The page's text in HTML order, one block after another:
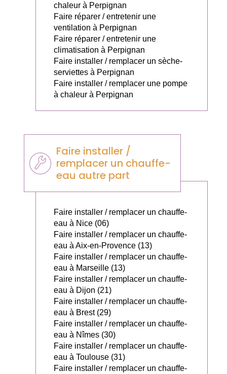
chaleur à Perpignan
Faire réparer / entretenir une
ventilation à Perpignan
Faire réparer / entretenir une
climatisation à Perpignan
Faire installer / remplacer un sèche-
serviettes à Perpignan
Faire installer / remplacer une pompe
à chaleur à Perpignan
Faire installer /
remplacer un chauffe-
eau autre part
Faire installer / remplacer un chauffe-
eau à Nice (06)
Faire installer / remplacer un chauffe-
eau à Aix-en-Provence (13)
Faire installer / remplacer un chauffe-
eau à Marseille (13)
Faire installer / remplacer un chauffe-
eau à Dijon (21)
Faire installer / remplacer un chauffe-
eau à Brest (29)
Faire installer / remplacer un chauffe-
eau à Nîmes (30)
Faire installer / remplacer un chauffe-
eau à Toulouse (31)
Faire installer / remplacer un chauffe-